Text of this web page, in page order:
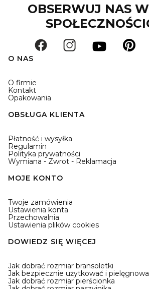
OBSERWUJ NAS
O NAS
O firmie
Kontakt
Opakowania
OBSŁUGA KLIENTA
Płatność i wysyłka
Regulamin
Polityka prywatności
Wymiana - Zwrot - Reklamacja
MOJE KONTO
Twoje zamówienia
Ustawienia konta
Przechowalnia
Ustawienia plików cookies
DOWIEDZ SIĘ WIĘCEJ
Jak dobrać rozmiar bransoletki
Jak bezpiecznie użytkować i
Jak dobrać rozmiar pierścionka